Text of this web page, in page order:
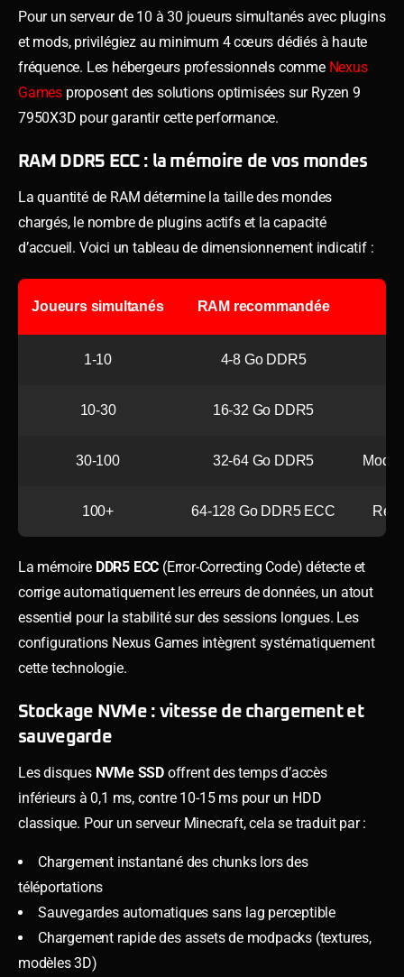
Pour un serveur de 10 à 30 joueurs simultanés avec plugins
et mods, privilégiez au minimum 4 cœurs dédiés à haute
fréquence. Les hébergeurs professionnels comme Nexus
Games proposent des solutions optimisées sur Ryzen 9
7950X3D pour garantir cette performance.
RAM DDR5 ECC : la mémoire de vos mondes
La quantité de RAM détermine la taille des mondes
chargés, le nombre de plugins actifs et la capacité
d’accueil. Voici un tableau de dimensionnement indicatif :
Joueurs simultanés RAM recommandée
1-10 4-8 Go DDR5
10-30 16-32 Go DDR5
30-100 32-64 Go DDR5
100+ 64-128 Go DDR5 ECC
La mémoire DDR5 ECC (Error-Correcting Code) détecte et
corrige automatiquement les erreurs de données, un atout
essentiel pour la stabilité sur des sessions longues. Les
configurations Nexus Games intègrent systématiquement
cette technologie.
Stockage NVMe : vitesse de chargement et
sauvegarde
Les disques NVMe SSD offrent des temps d’accès
inférieurs à 0,1 ms, contre 10-15 ms pour un HDD
classique. Pour un serveur Minecraft, cela se traduit par :
Chargement instantané des chunks lors des
téléportations
Sauvegardes automatiques sans lag perceptible
Chargement rapide des assets de modpacks (textures,
modèles 3D)